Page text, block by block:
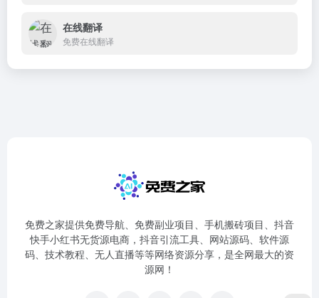
在线翻译
免费在线翻译
免费之家提供免费导航、免费副业项目、手机搬砖项目、抖音
快手小红书无货源电商，抖音引流工具、网站源码、软件源
码、技术教程、无人直播等等网络资源分享，是全网最大的资
源网！